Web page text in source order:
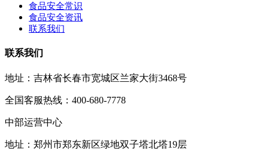
食品安全常识
食品安全资讯
联系我们
联系我们
地址：吉林省长春市宽城区兰家大街3468号
全国客服热线：400-680-7778
中部运营中心
地址：郑州市郑东新区绿地双子塔北塔19层